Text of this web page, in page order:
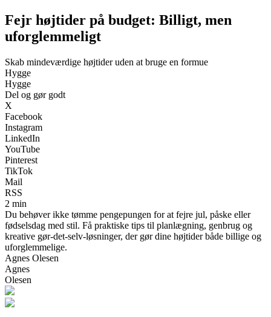
Fejr højtider på budget: Billigt, men
uforglemmeligt
Skab mindeværdige højtider uden at bruge en formue
Hygge
Hygge
Del og gør godt
X
Facebook
Instagram
LinkedIn
YouTube
Pinterest
TikTok
Mail
RSS
2 min
Du behøver ikke tømme pengepungen for at fejre jul, påske eller
fødselsdag med stil. Få praktiske tips til planlægning, genbrug og
kreative gør-det-selv-løsninger, der gør dine højtider både billige og
uforglemmelige.
Agnes Olesen
Agnes
Olesen